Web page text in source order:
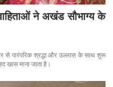
ने अखंड सौभाग्य के
से पारंपरिक श्रद्धा और उल्लास के साथ शुरू
खास माना जाता है।